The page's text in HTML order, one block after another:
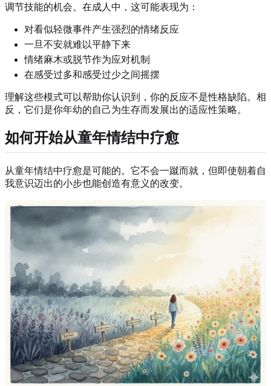
调节技能的机会。在成人中，这可能表现为：
对看似轻微事件产生强烈的情绪反应
一旦不安就难以平静下来
情绪麻木或脱节作为应对机制
在感受过多和感受过少之间摇摆
理解这些模式可以帮助你认识到，你的反应不是性格缺陷。相
反，它们是你年幼的自己为生存而发展出的适应性策略。
如何开始从童年情结中疗愈
从童年情结中疗愈是可能的。它不会一蹴而就，但即使朝着自
我意识迈出的小步也能创造有意义的改变。